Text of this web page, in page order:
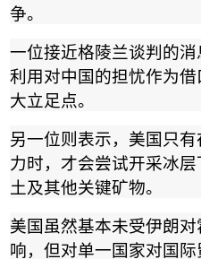
争。
一位接近格陵兰谈判的
利用对中国的担忧作为
大立足点。
另一位则表示，美国只
力时，才会尝试开采冰
土及其他关键矿物。
美国虽然基本未受伊朗
响，但对单一国家对国际